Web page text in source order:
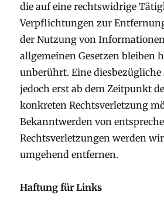
die auf eine rechtswidrige
Verpflichtungen zur
der Nutzung von
allgemeinen Gesetzen bleiben
unberührt. Eine
jedoch erst ab dem Zeitpunkt
konkreten Rechtsverletzung
Bekanntwerden von
Rechtsverletzungen werden
umgehend entfernen.
Haftung für Links